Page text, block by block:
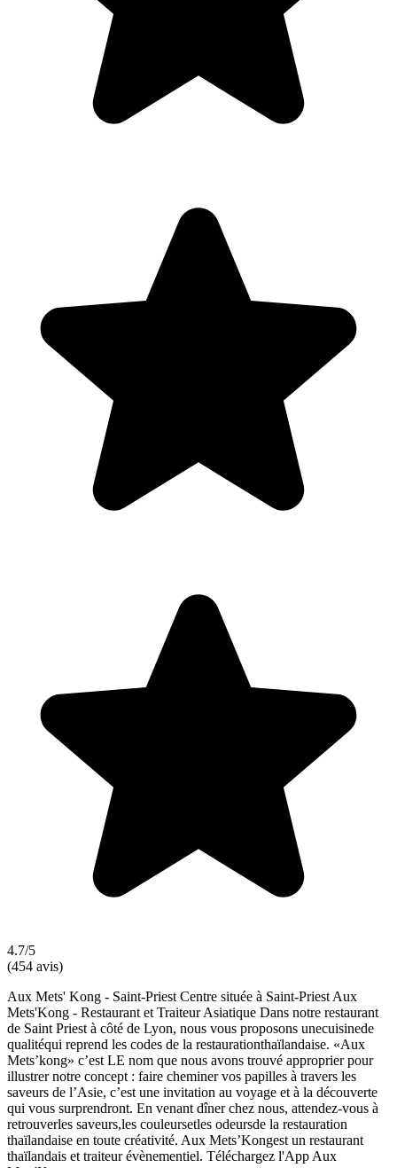
4.7/5
(454 avis)
Aux Mets' Kong - Saint-Priest Centre située à Saint-Priest Aux
Mets'Kong - Restaurant et Traiteur Asiatique Dans notre restaurant
de Saint Priest à côté de Lyon, nous vous proposons unecuisinede
qualitéqui reprend les codes de la restaurationthaïlandaise. «Aux
Mets’kong» c’est LE nom que nous avons trouvé approprier pour
illustrer notre concept : faire cheminer vos papilles à travers les
saveurs de l’Asie, c’est une invitation au voyage et à la découverte
qui vous surprendront. En venant dîner chez nous, attendez-vous à
retrouverles saveurs,les couleursetles odeursde la restauration
thaïlandaise en toute créativité. Aux Mets’Kongest un restaurant
thaïlandais et traiteur évènementiel. Téléchargez l'App Aux